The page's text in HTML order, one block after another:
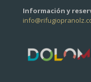
Información y